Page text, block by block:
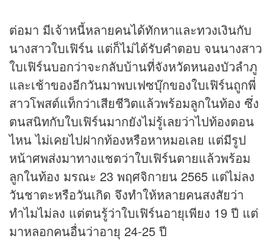
ต่อมา มีเจ้าหนี้หลายคนได้ทักหาและทวงเงินกับ
นางสาวใบเฟิร์น แต่ก็ไม่ได้รับคำตอบ จนนางสาว
ใบเฟิร์นบอกว่าจะกลับบ้านที่จังหวัดหนองบัวลำภู
และเช้าของอีกวันมาพบเฟซบุ๊กของใบเฟิร์นถูกพี่
สาวโพสต์แท็กว่าเสียชีวิตแล้วพร้อมลูกในท้อง ซึ่ง
ตนสนิทกับใบเฟิร์นมากยังไม่รู้เลยว่าไปท้องตอน
ไหน ไม่เคยไปฝากท้องหรือหาหมอเลย แต่มีรูป
หน้าศพส่งมาทางแชตว่าใบเฟิร์นตายแล้วพร้อม
ลูกในท้อง มรณะ 23 พฤศจิกายน 2565 แต่ไม่ลง
วันชาตะหรือวันเกิด จึงทำให้หลายคนสงสัยว่า
ทำไมไม่ลง แต่ตนรู้ว่าใบเฟิร์นอายุเพียง 19 ปี แต่
มาหลอกคนอื่นว่าอายุ 24-25 ปี